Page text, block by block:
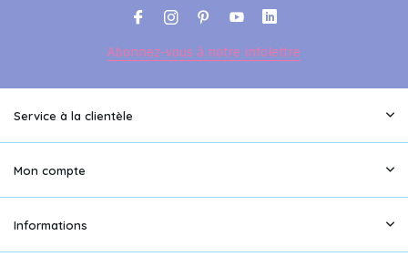
Abonnez-vous à notre infolettre
Service à la clientèle
Mon compte
Informations